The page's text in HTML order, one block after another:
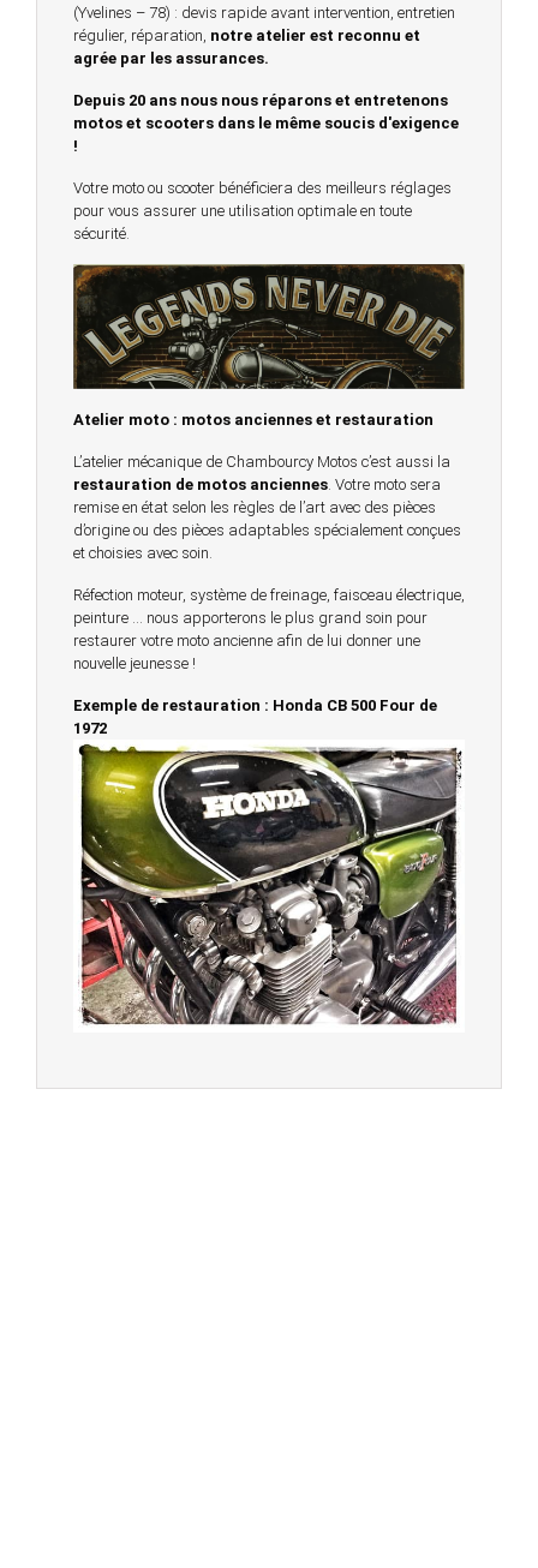
(Yvelines – 78) : devis rapide avant intervention, entretien
régulier, réparation, notre atelier est reconnu et
agrée par les assurances.
Depuis 20 ans nous nous réparons et entretenons
motos et scooters dans le même soucis d'exigence
!
Votre moto ou scooter bénéficiera des meilleurs réglages
pour vous assurer une utilisation optimale en toute
sécurité.
Atelier moto : motos anciennes et restauration
L’atelier mécanique de Chambourcy Motos c’est aussi la
restauration de motos anciennes . Votre moto sera
remise en état selon les règles de l’art avec des pièces
d’origine ou des pièces adaptables spécialement conçues
et choisies avec soin.
Réfection moteur, système de freinage, faisceau électrique,
peinture … nous apporterons le plus grand soin pour
restaurer votre moto ancienne afin de lui donner une
nouvelle jeunesse !
Exemple de restauration : Honda CB 500 Four de
1972
© 2023 -Chambourcy Motos 78 - 7bis chemin de la
Forêt - 78240 - Chambourcy -
Garage Motos et Scooters depuis 20 ans à votre
service entre Saint Germain en Laye et Poissy
Achat de motos et scooters - Dépôt vente - Réparation
- Concessionnaire Voge - Concessionnaire
Multimarques
agence conseil en communication digitale